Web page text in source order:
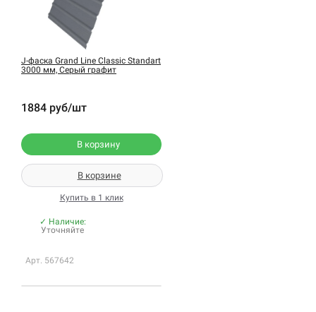
J-фаска Grand Line Classic Standart
3000 мм, Серый графит
1884 руб/шт
В корзину
В корзине
Купить в 1 клик
✓ Наличие:
Уточняйте
Арт. 567642